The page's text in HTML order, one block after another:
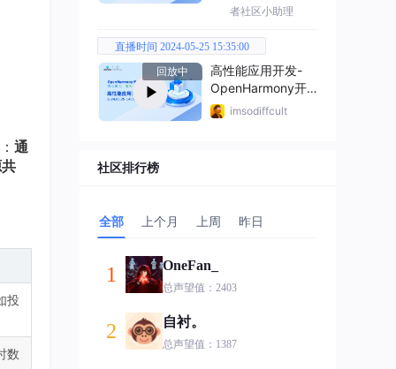
通
投
数
者社区小助理
直播时间 2024-05-25 15:35:00
回放中
高性能应用开发-
OpenHarmony开
发者大会2024
imsodiffcult
社区排行榜
全部 上个月 上周 昨日
1 OneFan_
总声望值：2403
2 自衬。
总声望值：1387